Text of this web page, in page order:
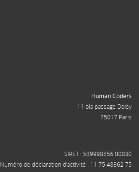
Human Coders
11 bis passage Doisy
75017 Paris
SIRET : 539998856 00030
Numéro de déclaration d'activité : 11 75 48362 75